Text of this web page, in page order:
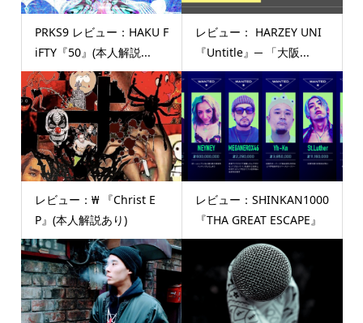
PRKS9 レビュー：HAKU F
iFTY『50』(本人解説...
レビュー： HARZEY UNI
『Untitle』─ 「大阪...
レビュー：₩ 『Christ E
P』(本人解説あり)
レビュー：SHINKAN1000
『THA GREAT ESCAPE』